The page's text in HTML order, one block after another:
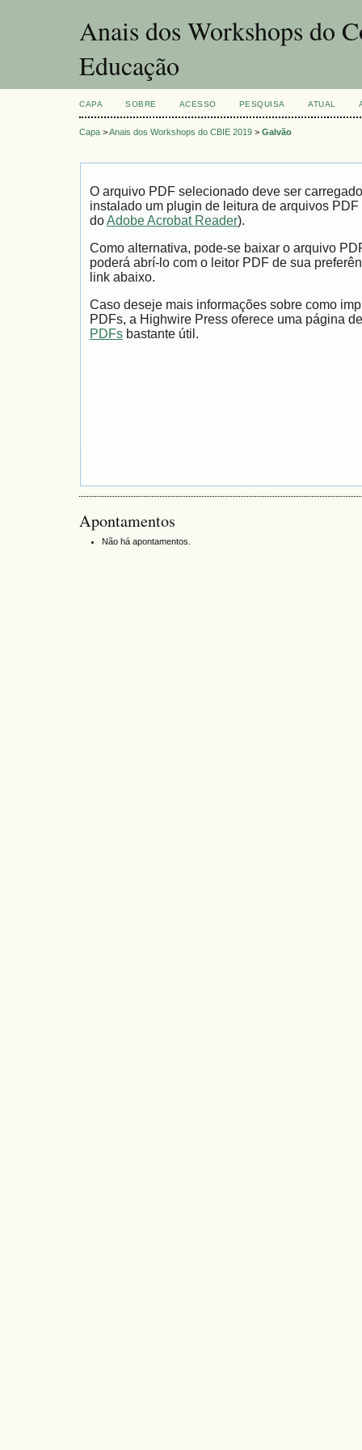
Anais dos Workshops do
Educação
CAPA SOBRE ACESSO PESQUISA ATUAL
Capa >Anais dos Workshops do CBIE 2019 > Galvão
O arquivo PDF selecionado deve ser
instalado um plugin de leitura de arquivos
doAdobe Acrobat Reader).
Como alternativa, pode-se baixar o arquivo
poderá abrí-lo com o leitor PDF de sua
link abaixo.
Caso deseje mais informações sobre como
PDFs, a Highwire Press oferece uma página
PDFs bastante útil.
Apontamentos
Não há apontamentos.